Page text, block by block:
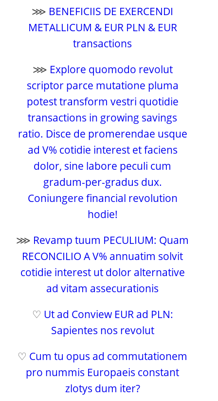
⋙ BENEFICIIS DE EXERCENDI
METALLICUM & EUR PLN & EUR
transactions
⋙ Explore quomodo revolut
scriptor parce mutatione pluma
potest transform vestri quotidie
transactions in growing savings
ratio. Disce de promerendae usque
ad V% cotidie interest et faciens
dolor, sine labore peculi cum
gradum-per-gradus dux.
Coniungere financial revolution
hodie!
⋙ Revamp tuum PECULIUM: Quam
RECONCILIO A V% annuatim solvit
cotidie interest ut dolor alternative
ad vitam assecurationis
♡ Ut ad Conview EUR ad PLN:
Sapientes nos revolut
♡ Cum tu opus ad commutationem
pro nummis Europaeis constant
zlotys dum iter?